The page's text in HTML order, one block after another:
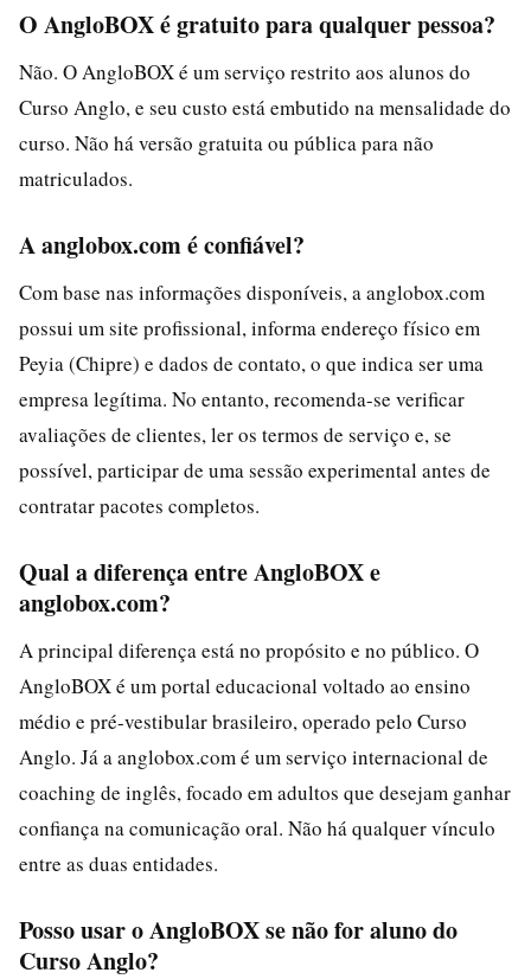
O AngloBOX é gratuito para qualquer pessoa?
Não. O AngloBOX é um serviço restrito aos alunos do
Curso Anglo, e seu custo está embutido na mensalidade do
curso. Não há versão gratuita ou pública para não
matriculados.
A anglobox.com é confiável?
Com base nas informações disponíveis, a anglobox.com
possui um site profissional, informa endereço físico em
Peyia (Chipre) e dados de contato, o que indica ser uma
empresa legítima. No entanto, recomenda-se verificar
avaliações de clientes, ler os termos de serviço e, se
possível, participar de uma sessão experimental antes de
contratar pacotes completos.
Qual a diferença entre AngloBOX e
anglobox.com?
A principal diferença está no propósito e no público. O
AngloBOX é um portal educacional voltado ao ensino
médio e pré-vestibular brasileiro, operado pelo Curso
Anglo. Já a anglobox.com é um serviço internacional de
coaching de inglês, focado em adultos que desejam ganhar
confiança na comunicação oral. Não há qualquer vínculo
entre as duas entidades.
Posso usar o AngloBOX se não for aluno do
Curso Anglo?